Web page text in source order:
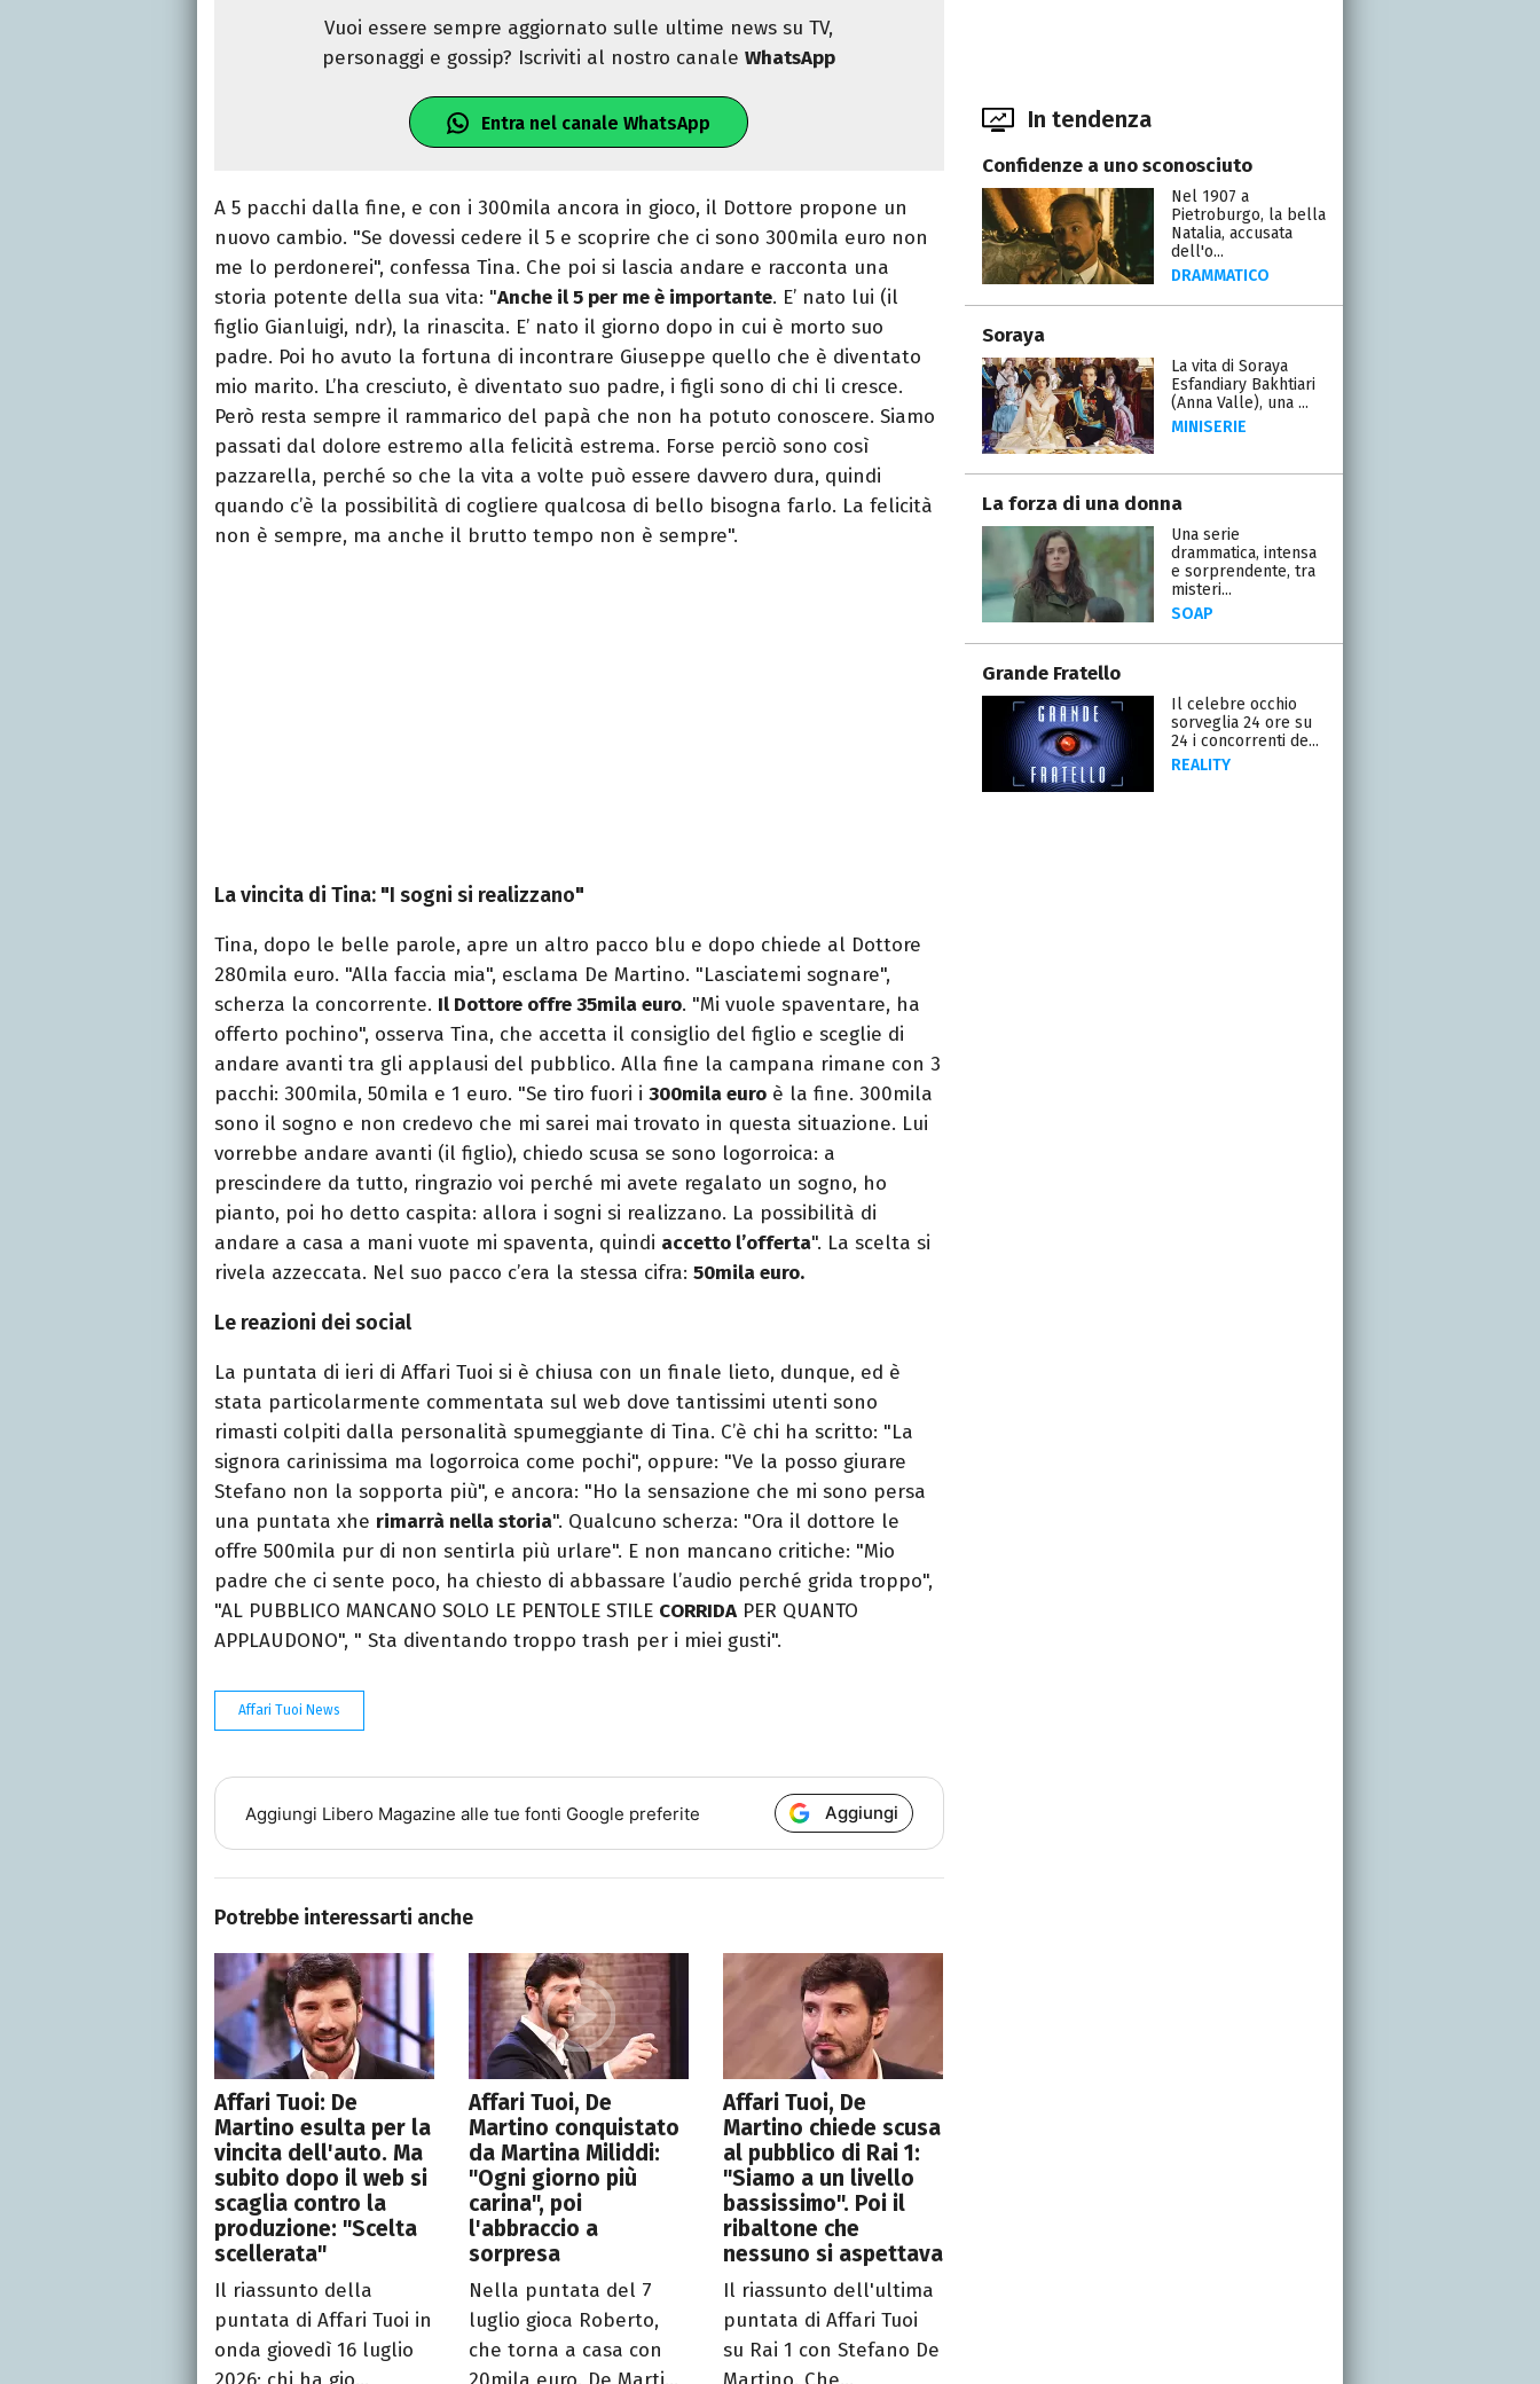
Vuoi essere sempre aggiornato sulle ultime news su TV,
personaggi e gossip? Iscriviti al nostro canaleWhatsApp
Entra nel canale WhatsApp
A 5 pacchi dalla fine, e con i 300mila ancora in gioco, il Dottore propone un
nuovo cambio. "Se dovessi cedere il 5 e scoprire che ci sono 300mila euro non
me lo perdonerei", confessa Tina. Che poi si lascia andare e racconta una
storia potente della sua vita: "Anche il 5 per me è importante. E’ nato lui (il
figlio Gianluigi, ndr), la rinascita. E’ nato il giorno dopo in cui è morto suo
padre. Poi ho avuto la fortuna di incontrare Giuseppe quello che è diventato
mio marito. L’ha cresciuto, è diventato suo padre, i figli sono di chi li cresce.
Però resta sempre il rammarico del papà che non ha potuto conoscere. Siamo
passati dal dolore estremo alla felicità estrema. Forse perciò sono così
pazzarella, perché so che la vita a volte può essere davvero dura, quindi
quando c’è la possibilità di cogliere qualcosa di bello bisogna farlo. La felicità
non è sempre, ma anche il brutto tempo non è sempre".
La vincita di Tina: "I sogni si realizzano"
Tina, dopo le belle parole, apre un altro pacco blu e dopo chiede al Dottore
280mila euro. "Alla faccia mia", esclama De Martino. "Lasciatemi sognare",
scherza la concorrente. Il Dottore offre 35mila euro. "Mi vuole spaventare, ha
offerto pochino", osserva Tina, che accetta il consiglio del figlio e sceglie di
andare avanti tra gli applausi del pubblico. Alla fine la campana rimane con 3
pacchi: 300mila, 50mila e 1 euro. "Se tiro fuori i 300mila euro è la fine. 300mila
sono il sogno e non credevo che mi sarei mai trovato in questa situazione. Lui
vorrebbe andare avanti (il figlio), chiedo scusa se sono logorroica: a
prescindere da tutto, ringrazio voi perché mi avete regalato un sogno, ho
pianto, poi ho detto caspita: allora i sogni si realizzano. La possibilità di
andare a casa a mani vuote mi spaventa, quindi accetto l’offerta". La scelta si
rivela azzeccata. Nel suo pacco c’era la stessa cifra: 50mila euro.
Le reazioni dei social
La puntata di ieri di Affari Tuoi si è chiusa con un finale lieto, dunque, ed è
stata particolarmente commentata sul web dove tantissimi utenti sono
rimasti colpiti dalla personalità spumeggiante di Tina. C’è chi ha scritto: "La
signora carinissima ma logorroica come pochi", oppure: "Ve la posso giurare
Stefano non la sopporta più", e ancora: "Ho la sensazione che mi sono persa
una puntata xhe rimarrà nella storia". Qualcuno scherza: "Ora il dottore le
offre 500mila pur di non sentirla più urlare". E non mancano critiche: "Mio
padre che ci sente poco, ha chiesto di abbassare l’audio perché grida troppo",
"AL PUBBLICO MANCANO SOLO LE PENTOLE STILE CORRIDAPER QUANTO
APPLAUDONO", " Sta diventando troppo trash per i miei gusti".
Affari Tuoi News
Aggiungi Libero Magazine alle tue fonti Google preferite Aggiungi
Potrebbe interessarti anche
Affari Tuoi: De
Martino esulta per la
vincita dell'auto. Ma
subito dopo il web si
scaglia contro la
produzione: "Scelta
scellerata"
Il riassunto della
puntata di Affari Tuoi in
onda giovedì 16 luglio
Affari Tuoi, De
Martino conquistato
da Martina Miliddi:
"Ogni giorno più
carina", poi
l'abbraccio a
sorpresa
Nella puntata del 7
luglio gioca Roberto,
che torna a casa con
Affari Tuoi, De
Martino chiede scusa
al pubblico di Rai 1:
"Siamo a un livello
bassissimo". Poi il
ribaltone che
nessuno si aspettava
Il riassunto dell'ultima
puntata di Affari Tuoi
su Rai 1 con Stefano De
In tendenza
Confidenze a uno sconosciuto
Nel 1907 a
Pietroburgo, la bella
Natalia, accusata
dell'o...
DRAMMATICO
Soraya
La vita di Soraya
Esfandiary Bakhtiari
(Anna Valle), una ...
MINISERIE
La forza di una donna
Una serie
drammatica, intensa
e sorprendente, tra
misteri...
SOAP
Grande Fratello
Il celebre occhio
sorveglia 24 ore su
24 i concorrenti de...
REALITY